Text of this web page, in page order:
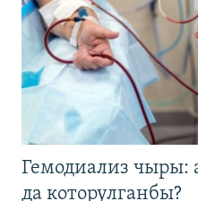
Гемодиализ чыры:
да которулганбы?